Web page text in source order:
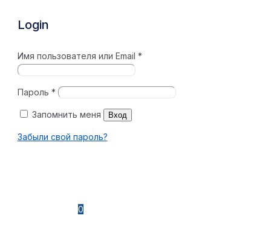
Login
Имя пользователя или Email *
Пароль *
Запомнить меня Вход
Забыли свой пароль?
0